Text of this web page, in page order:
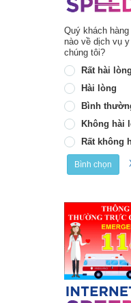
Quý khách
nào về dịch vụ
chúng tôi?
Rất hài lòng
Hài lòng
Bình
Không hài
Rất không
Bình chọn